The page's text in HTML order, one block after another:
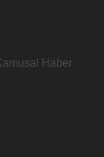
Haber